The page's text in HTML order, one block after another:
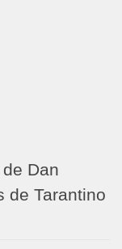
Dan
de Tarantino